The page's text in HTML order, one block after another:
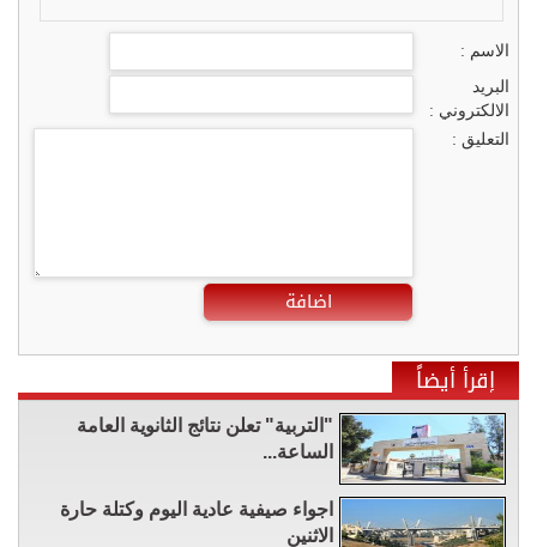
الاسم :
البريد
الالكتروني :
التعليق :
اضافة
إقرأ أيضاً
"التربية" تعلن نتائج الثانوية العامة
الساعة...
اجواء صيفية عادية اليوم وكتلة حارة
الاثنين